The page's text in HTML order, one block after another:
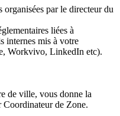
par le directeur du
liées à
internes mis à votre
Workvivo, LinkedIn etc).
de ville, vous donne la
Coordinateur de Zone.